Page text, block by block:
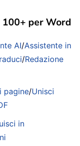
per Word
AI/Assistente in
/Redazione
pagine/Unisci
in